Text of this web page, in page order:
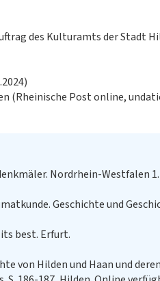
des Kulturamts der Stadt
(Rheinische Post online,
Nordrhein-Westfalen
Geschichte und
best. Erfurt.
von Hilden und Haan und